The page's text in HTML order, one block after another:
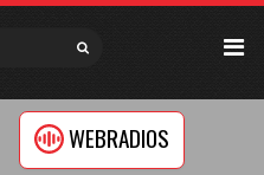
WEBRADIOS